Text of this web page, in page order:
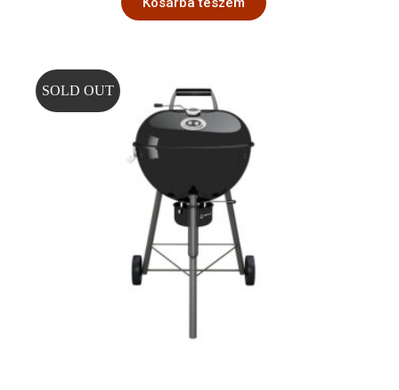
SOLD OUT